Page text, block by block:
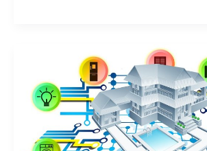
personnalisés
les
ebenistes